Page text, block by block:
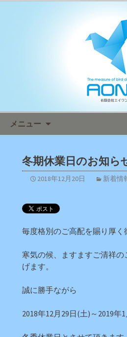
エイワン オフィ
メニュー
冬期休業日のお知ら
2018年12月20日 新着情
毎度格別のご高配を賜り厚く
寒気の候、ますますご清祥の
げます。
誠に勝手ながら
2018年12月29日(土)～2019年